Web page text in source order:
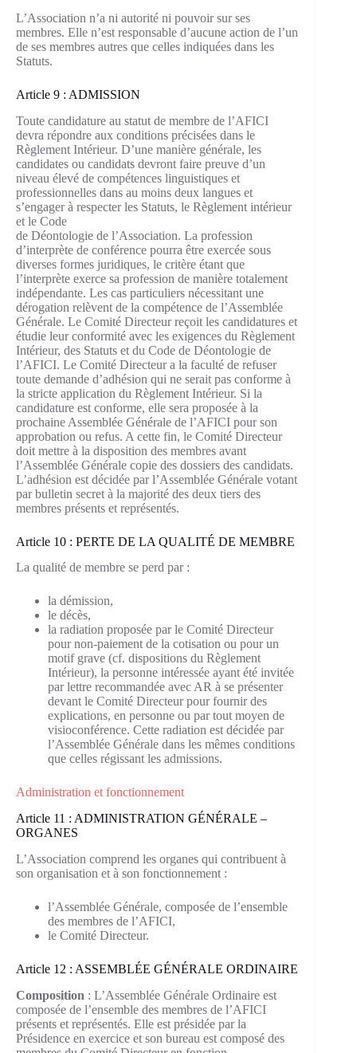
L’Association n’a ni autorité ni pouvoir sur ses
membres. Elle n’est responsable d’aucune action de l’un
de ses membres autres que celles indiquées dans les
Statuts.
Article 9 : ADMISSION
Toute candidature au statut de membre de l’AFICI
devra répondre aux conditions précisées dans le
Règlement Intérieur. D’une manière générale, les
candidates ou candidats devront faire preuve d’un
niveau élevé de compétences linguistiques et
professionnelles dans au moins deux langues et
s’engager à respecter les Statuts, le Règlement intérieur
et le Code
de Déontologie de l’Association. La profession
d’interprète de conférence pourra être exercée sous
diverses formes juridiques, le critère étant que
l’interprète exerce sa profession de manière totalement
indépendante. Les cas particuliers nécessitant une
dérogation relèvent de la compétence de l’Assemblée
Générale. Le Comité Directeur reçoit les candidatures et
étudie leur conformité avec les exigences du Règlement
Intérieur, des Statuts et du Code de Déontologie de
l’AFICI. Le Comité Directeur a la faculté de refuser
toute demande d’adhésion qui ne serait pas conforme à
la stricte application du Règlement Intérieur. Si la
candidature est conforme, elle sera proposée à la
prochaine Assemblée Générale de l’AFICI pour son
approbation ou refus. A cette fin, le Comité Directeur
doit mettre à la disposition des membres avant
l’Assemblée Générale copie des dossiers des candidats.
L’adhésion est décidée par l’Assemblée Générale votant
par bulletin secret à la majorité des deux tiers des
membres présents et représentés.
Article 10 : PERTE DE LA QUALITÉ DE MEMBRE
La qualité de membre se perd par :
la démission,
le décès,
la radiation proposée par le Comité Directeur
pour non-paiement de la cotisation ou pour un
motif grave (cf. dispositions du Règlement
Intérieur), la personne intéressée ayant été invitée
par lettre recommandée avec AR à se présenter
devant le Comité Directeur pour fournir des
explications, en personne ou par tout moyen de
visioconférence. Cette radiation est décidée par
l’Assemblée Générale dans les mêmes conditions
que celles régissant les admissions.
Administration et fonctionnement
Article 11 : ADMINISTRATION GÉNÉRALE –
ORGANES
L’Association comprend les organes qui contribuent à
son organisation et à son fonctionnement :
l’Assemblée Générale, composée de l’ensemble
des membres de l’AFICI,
le Comité Directeur.
Article 12 : ASSEMBLÉE GÉNÉRALE ORDINAIRE
Composition : L’Assemblée Générale Ordinaire est
composée de l’ensemble des membres de l’AFICI
présents et représentés. Elle est présidée par la
Présidence en exercice et son bureau est composé des